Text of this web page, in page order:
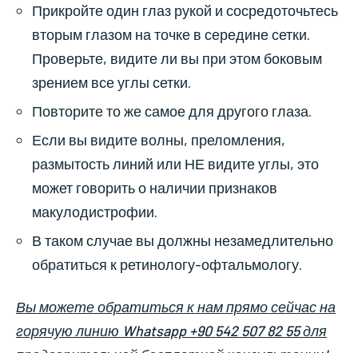
Прикройте один глаз рукой и сосредоточьтесь
вторым глазом на точке в середине сетки.
Проверьте, видите ли вы при этом боковым
зрением все углы сетки.
Повторите то же самое для другого глаза.
Если вы видите волны, преломления,
размытость линий или НЕ видите углы, это
может говорить о наличии признаков
макулодистрофии.
В таком случае вы должны незамедлительно
обратиться к ретинологу-офтальмологу.
Вы можете обратиться к нам прямо сейчас на
горячую линию Whatsapp +90 542 507 82 55 для